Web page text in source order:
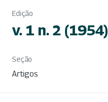
Edição
v. 1 n. 2 (1954)
Seção
Artigos